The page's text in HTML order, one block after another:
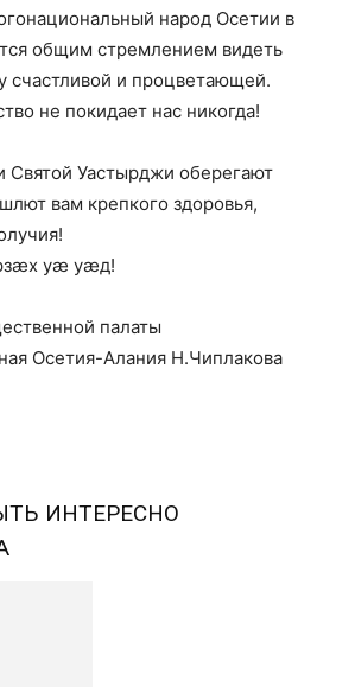
народ Осетии в
общим стремлением видеть
счастливой и процветающей.
не покидает нас никогда!
Святой Уастырджи оберегают
вам крепкого здоровья,
уæ уæд!
палаты
Осетия-Алания Н.Чиплакова
ИНТЕРЕСНО